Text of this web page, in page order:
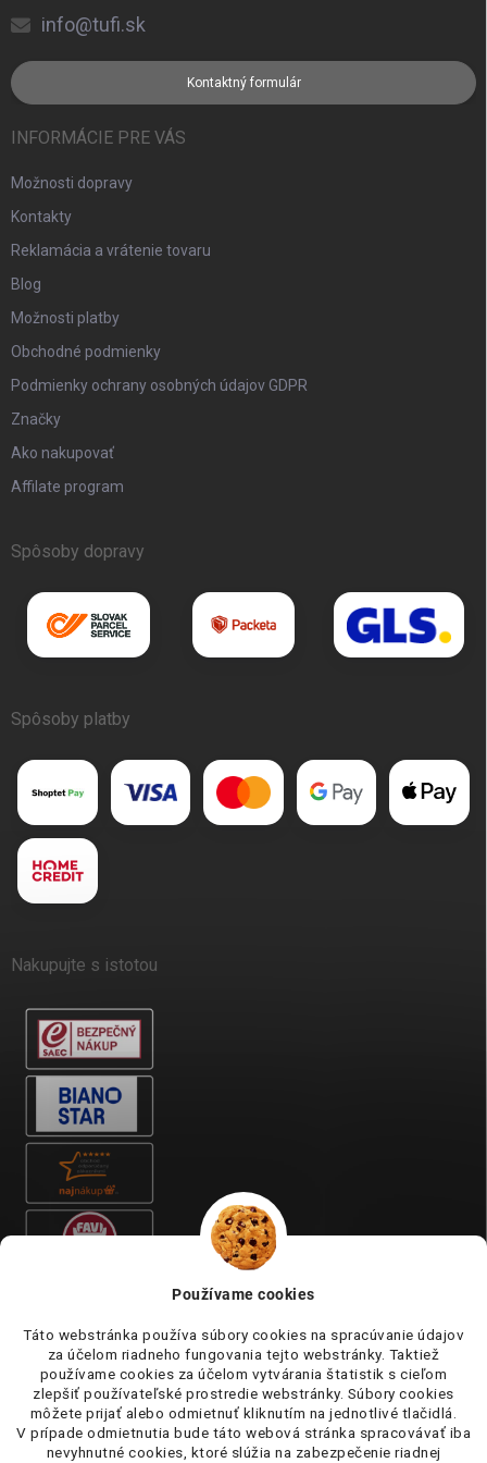
Používame cookies
Táto webstránka používa súbory cookies na spracúvanie údajov
za účelom riadneho fungovania tejto webstránky. Taktiež
používame cookies za účelom vytvárania štatistik s cieľom
zlepšiť používateľské prostredie webstránky. Súbory cookies
môžete prijať alebo odmietnuť kliknutím na jednotlivé tlačidlá.
V prípade odmietnutia bude táto webová stránka spracovávať iba
nevyhnutné cookies, ktoré slúžia na zabezpečenie riadnej
info@tufi.sk
Kontaktný formulár
INFORMÁCIE PRE VÁS
Možnosti dopravy
Kontakty
Reklamácia a vrátenie tovaru
Blog
Možnosti platby
Obchodné podmienky
Podmienky ochrany osobných údajov GDPR
Značky
Ako nakupovať
Affilate program
Spôsoby dopravy
Spôsoby platby
Nakupujte s istotou